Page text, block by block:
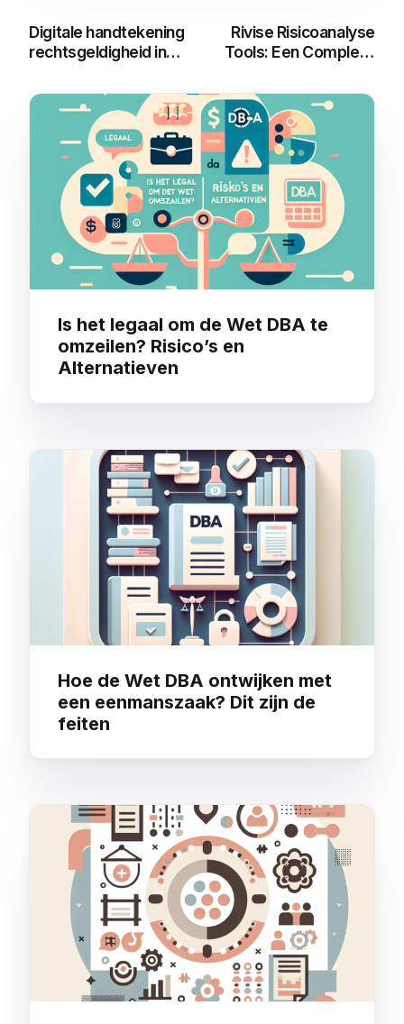
Digitale handtekening
rechtsgeldigheid in
Rivise Risicoanalyse
Tools: Een Compleet
You may also like
Is het legaal om de Wet DBA te
omzeilen? Risico’s en
Alternatieven
Hoe de Wet DBA ontwijken met
een eenmanszaak? Dit zijn de
feiten